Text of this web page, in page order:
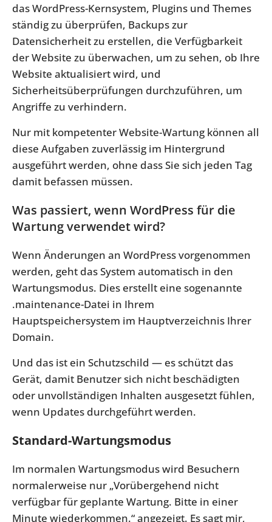
das WordPress-Kernsystem, Plugins und Themes
ständig zu überprüfen, Backups zur
Datensicherheit zu erstellen, die Verfügbarkeit
der Website zu überwachen, um zu sehen, ob Ihre
Website aktualisiert wird, und
Sicherheitsüberprüfungen durchzuführen, um
Angriffe zu verhindern.
Nur mit kompetenter Website-Wartung können all
diese Aufgaben zuverlässig im Hintergrund
ausgeführt werden, ohne dass Sie sich jeden Tag
damit befassen müssen.
Was passiert, wenn WordPress für die
Wartung verwendet wird?
Wenn Änderungen an WordPress vorgenommen
werden, geht das System automatisch in den
Wartungsmodus. Dies erstellt eine sogenannte
.maintenance-Datei in Ihrem
Hauptspeichersystem im Hauptverzeichnis Ihrer
Domain.
Und das ist ein Schutzschild — es schützt das
Gerät, damit Benutzer sich nicht beschädigten
oder unvollständigen Inhalten ausgesetzt fühlen,
wenn Updates durchgeführt werden.
Standard-Wartungsmodus
Im normalen Wartungsmodus wird Besuchern
normalerweise nur „Vorübergehend nicht
verfügbar für geplante Wartung. Bitte in einer
Minute wiederkommen.“ angezeigt. Es sagt mir,